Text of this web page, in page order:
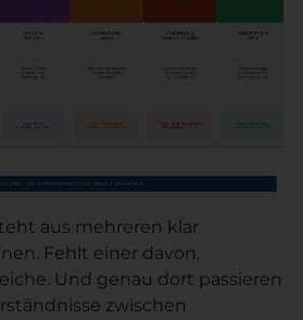
aus mehreren klar
Fehlt einer davon,
Und genau dort passieren
zwischen